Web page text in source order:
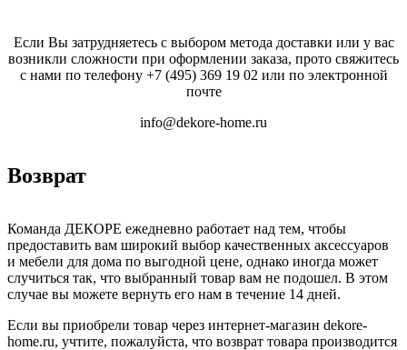
Если Вы затрудняетесь с выбором метода доставки или у вас
возникли сложности при оформлении заказа, прото свяжитесь
с нами по телефону +7 (495) 369 19 02 или по электронной
почте
info@dekore-home.ru
Возврат
Команда ДЕКОРЕ ежедневно работает над тем, чтобы
предоставить вам широкий выбор качественных аксессуаров
и мебели для дома по выгодной цене, однако иногда может
случиться так, что выбранный товар вам не подошел. В этом
случае вы можете вернуть его нам в течение 14 дней.
Если вы приобрели товар через интернет-магазин dekore-
home.ru, учтите, пожалуйста, что возврат товара производится